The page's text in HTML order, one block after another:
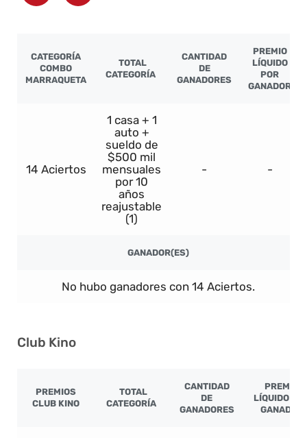
CATEGORÍA
COMBO
MARRAQUETA
TOTAL
CATEGORÍA
CANTIDAD
DE
GANADORES
PREMIO
LÍQUIDO
POR
GANADOR
14 Aciertos
1 casa + 1
auto +
sueldo de
$500 mil
mensuales
por 10
años
reajustable
(1)
- -
GANADOR(ES)
No hubo ganadores con 14 Aciertos.
Club Kino
PREMIOS
CLUB KINO
TOTAL
CATEGORÍA
CANTIDAD
DE
GANADORES
PREMIO
LÍQUIDO
GANADOR